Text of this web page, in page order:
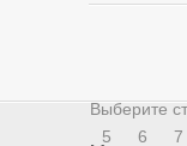
Выберите
5
6 7